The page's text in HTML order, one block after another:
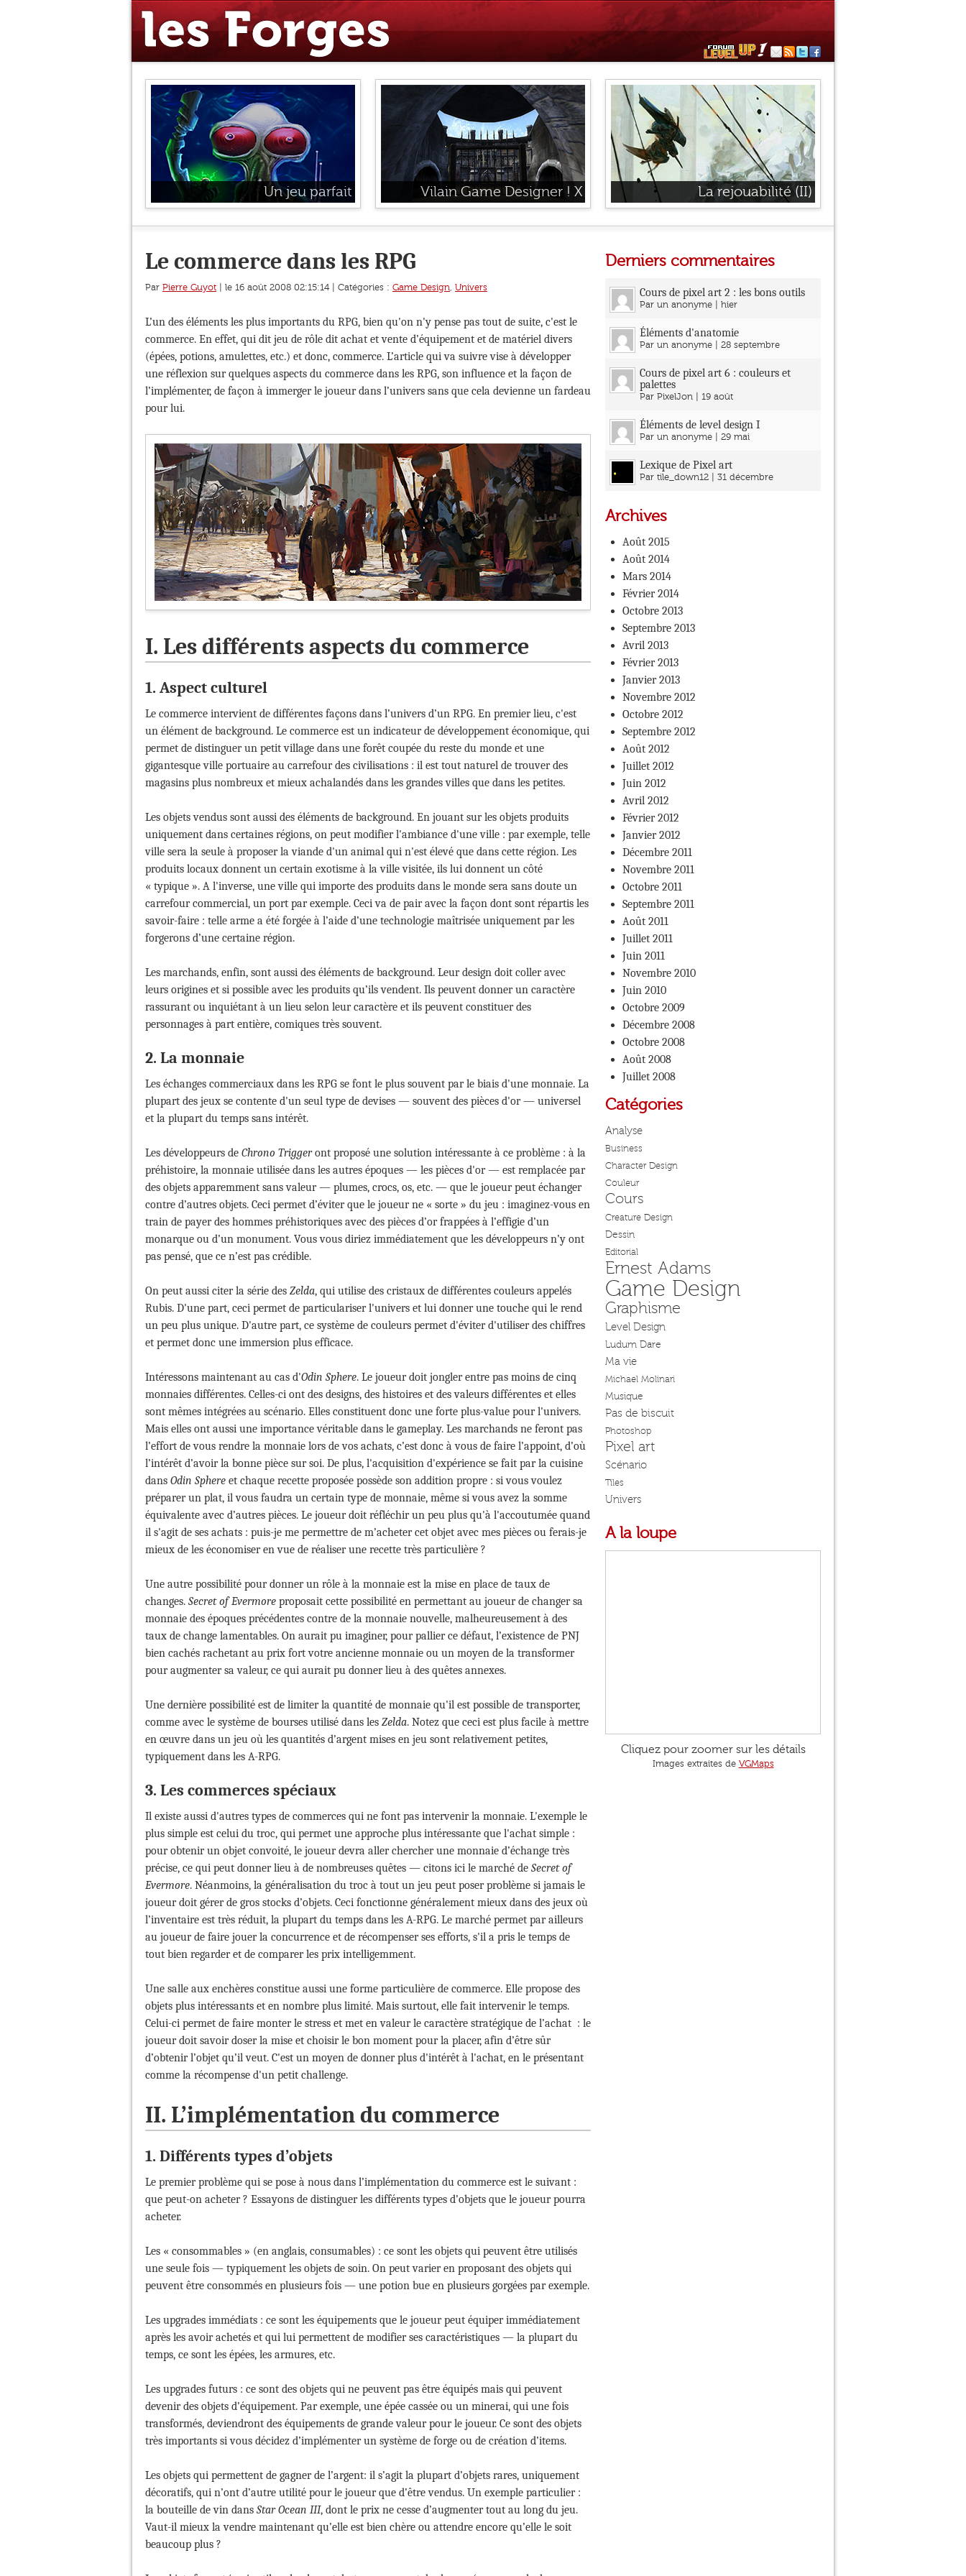
Un jeu parfait Vilain Game Designer ! X La rejouabilité (II)
Le commerce dans les RPG
Par Pierre Guyot | le 16 août 2008 02:15:14 | Catégories : Game Design, Univers
L’un des éléments les plus importants du RPG, bien qu'on n'y pense pas tout de suite, c'est le
commerce. En effet, qui dit jeu de rôle dit achat et vente d’équipement et de matériel divers
(épées, potions, amulettes, etc.) et donc, commerce. L’article qui va suivre vise à développer
une réflexion sur quelques aspects du commerce dans les RPG, son influence et la façon de
l’implémenter, de façon à immerger le joueur dans l’univers sans que cela devienne un fardeau
pour lui.
I. Les différents aspects du commerce
1. Aspect culturel
Le commerce intervient de différentes façons dans l’univers d’un RPG. En premier lieu, c'est
un élément de background. Le commerce est un indicateur de développement économique, qui
permet de distinguer un petit village dans une forêt coupée du reste du monde et une
gigantesque ville portuaire au carrefour des civilisations : il est tout naturel de trouver des
magasins plus nombreux et mieux achalandés dans les grandes villes que dans les petites.
Les objets vendus sont aussi des éléments de background. En jouant sur les objets produits
uniquement dans certaines régions, on peut modifier l'ambiance d'une ville : par exemple, telle
ville sera la seule à proposer la viande d'un animal qui n'est élevé que dans cette région. Les
produits locaux donnent un certain exotisme à la ville visitée, ils lui donnent un côté
« typique ». A l'inverse, une ville qui importe des produits dans le monde sera sans doute un
carrefour commercial, un port par exemple. Ceci va de pair avec la façon dont sont répartis les
savoir-faire : telle arme a été forgée à l’aide d’une technologie maîtrisée uniquement par les
forgerons d’une certaine région.
Les marchands, enfin, sont aussi des éléments de background. Leur design doit coller avec
leurs origines et si possible avec les produits qu’ils vendent. Ils peuvent donner un caractère
rassurant ou inquiétant à un lieu selon leur caractère et ils peuvent constituer des
personnages à part entière, comiques très souvent.
2. La monnaie
Les échanges commerciaux dans les RPG se font le plus souvent par le biais d'une monnaie. La
plupart des jeux se contente d'un seul type de devises — souvent des pièces d'or — universel
et la plupart du temps sans intérêt.
Les développeurs de Chrono Triggeront proposé une solution intéressante à ce problème : à la
préhistoire, la monnaie utilisée dans les autres époques — les pièces d'or — est remplacée par
des objets apparemment sans valeur — plumes, crocs, os, etc. — que le joueur peut échanger
contre d’autres objets. Ceci permet d’éviter que le joueur ne « sorte » du jeu : imaginez-vous en
train de payer des hommes préhistoriques avec des pièces d’or frappées à l’effigie d’un
monarque ou d’un monument. Vous vous diriez immédiatement que les développeurs n’y ont
pas pensé, que ce n’est pas crédible.
On peut aussi citer la série des Zelda, qui utilise des cristaux de différentes couleurs appelés
Rubis. D'une part, ceci permet de particulariser l'univers et lui donner une touche qui le rend
un peu plus unique. D'autre part, ce système de couleurs permet d'éviter d'utiliser des chiffres
et permet donc une immersion plus efficace.
Intéressons maintenant au cas d'Odin Sphere. Le joueur doit jongler entre pas moins de cinq
monnaies différentes. Celles-ci ont des designs, des histoires et des valeurs différentes et elles
sont mêmes intégrées au scénario. Elles constituent donc une forte plus-value pour l'univers.
Mais elles ont aussi une importance véritable dans le gameplay. Les marchands ne feront pas
l’effort de vous rendre la monnaie lors de vos achats, c’est donc à vous de faire l’appoint, d’où
l’intérêt d’avoir la bonne pièce sur soi. De plus, l'acquisition d'expérience se fait par la cuisine
dans Odin Sphere et chaque recette proposée possède son addition propre : si vous voulez
préparer un plat, il vous faudra un certain type de monnaie, même si vous avez la somme
équivalente avec d’autres pièces. Le joueur doit réfléchir un peu plus qu'à l'accoutumée quand
il s'agit de ses achats : puis-je me permettre de m’acheter cet objet avec mes pièces ou ferais-je
mieux de les économiser en vue de réaliser une recette très particulière ?
Une autre possibilité pour donner un rôle à la monnaie est la mise en place de taux de
changes. Secret of Evermore proposait cette possibilité en permettant au joueur de changer sa
monnaie des époques précédentes contre de la monnaie nouvelle, malheureusement à des
taux de change lamentables. On aurait pu imaginer, pour pallier ce défaut, l’existence de PNJ
bien cachés rachetant au prix fort votre ancienne monnaie ou un moyen de la transformer
pour augmenter sa valeur, ce qui aurait pu donner lieu à des quêtes annexes.
Une dernière possibilité est de limiter la quantité de monnaie qu'il est possible de transporter,
comme avec le système de bourses utilisé dans les Zelda. Notez que ceci est plus facile à mettre
en œuvre dans un jeu où les quantités d’argent mises en jeu sont relativement petites,
typiquement dans les A-RPG.
3. Les commerces spéciaux
Il existe aussi d'autres types de commerces qui ne font pas intervenir la monnaie. L'exemple le
plus simple est celui du troc, qui permet une approche plus intéressante que l'achat simple :
pour obtenir un objet convoité, le joueur devra aller chercher une monnaie d’échange très
précise, ce qui peut donner lieu à de nombreuses quêtes — citons ici le marché de Secret of
Evermore. Néanmoins, la généralisation du troc à tout un jeu peut poser problème si jamais le
joueur doit gérer de gros stocks d’objets. Ceci fonctionne généralement mieux dans des jeux où
l’inventaire est très réduit, la plupart du temps dans les A-RPG. Le marché permet par ailleurs
au joueur de faire jouer la concurrence et de récompenser ses efforts, s'il a pris le temps de
tout bien regarder et de comparer les prix intelligemment.
Une salle aux enchères constitue aussi une forme particulière de commerce. Elle propose des
objets plus intéressants et en nombre plus limité. Mais surtout, elle fait intervenir le temps.
Celui-ci permet de faire monter le stress et met en valeur le caractère stratégique de l’achat : le
joueur doit savoir doser la mise et choisir le bon moment pour la placer, afin d’être sûr
d’obtenir l’objet qu’il veut. C'est un moyen de donner plus d'intérêt à l'achat, en le présentant
comme la récompense d'un petit challenge.
II. L’implémentation du commerce
1. Différents types d’objets
Le premier problème qui se pose à nous dans l’implémentation du commerce est le suivant :
que peut-on acheter ? Essayons de distinguer les différents types d’objets que le joueur pourra
acheter.
Les « consommables » (en anglais, consumables) : ce sont les objets qui peuvent être utilisés
une seule fois — typiquement les objets de soin. On peut varier en proposant des objets qui
peuvent être consommés en plusieurs fois — une potion bue en plusieurs gorgées par exemple.
Les upgrades immédiats : ce sont les équipements que le joueur peut équiper immédiatement
après les avoir achetés et qui lui permettent de modifier ses caractéristiques — la plupart du
temps, ce sont les épées, les armures, etc.
Les upgrades futurs : ce sont des objets qui ne peuvent pas être équipés mais qui peuvent
devenir des objets d’équipement. Par exemple, une épée cassée ou un minerai, qui une fois
transformés, deviendront des équipements de grande valeur pour le joueur. Ce sont des objets
très importants si vous décidez d’implémenter un système de forge ou de création d’items.
Les objets qui permettent de gagner de l’argent: il s’agit la plupart d’objets rares, uniquement
décoratifs, qui n’ont d’autre utilité pour le joueur que d’être vendus. Un exemple particulier :
la bouteille de vin dans Star Ocean III, dont le prix ne cesse d’augmenter tout au long du jeu.
Vaut-il mieux la vendre maintenant qu’elle est bien chère ou attendre encore qu’elle le soit
beaucoup plus ?
Derniers commentaires
Cours de pixel art 2 : les bons outils
Par un anonyme | hier
Éléments d'anatomie
Par un anonyme | 28 septembre
Cours de pixel art 6 : couleurs et
palettes
Par PixelJon | 19 août
Éléments de level design I
Par un anonyme | 29 mai
Lexique de Pixel art
Par tile_down12 | 31 décembre
Archives
Août 2015
Août 2014
Mars 2014
Février 2014
Octobre 2013
Septembre 2013
Avril 2013
Février 2013
Janvier 2013
Novembre 2012
Octobre 2012
Septembre 2012
Août 2012
Juillet 2012
Juin 2012
Avril 2012
Février 2012
Janvier 2012
Décembre 2011
Novembre 2011
Octobre 2011
Septembre 2011
Août 2011
Juillet 2011
Juin 2011
Novembre 2010
Juin 2010
Octobre 2009
Décembre 2008
Octobre 2008
Août 2008
Juillet 2008
Catégories
Analyse
Business
Character Design
Couleur
Cours
Creature Design
Dessin
Editorial
Ernest Adams
Game Design
Graphisme
Level Design
Ludum Dare
Ma vie
Michael Molinari
Musique
Pas de biscuit
Photoshop
Pixel art
Scénario
Tiles
Univers
A la loupe
Cliquez pour zoomer sur les détails
Images extraites de VGMaps